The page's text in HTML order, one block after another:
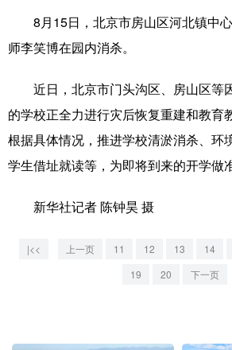
公益 一带一路
地方频道
北京 天津 河北
辽宁 吉林
河南 湖北
四川 贵州 云南
8月15日，北京市房山区河北镇中
师李笑博在园内消杀。
近日，北京市门头沟区、房山区等
的学校正全力进行灾后恢复重建和教育
根据具体情况，推进学校清淤消杀、环
学生借址就读等，为即将到来的开学做
新华社记者 陈钟昊 摄
|<< 上一页 11 12 13 14
19 20 下一页